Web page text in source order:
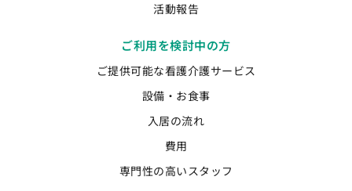
活動報告
ご利用を検討中の方
ご提供可能な看護介護サービス
設備・お食事
入居の流れ
費用
専門性の高いスタッフ